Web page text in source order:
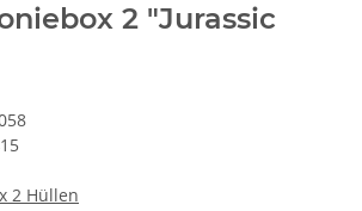
2 "Jurassic
2 Hüllen